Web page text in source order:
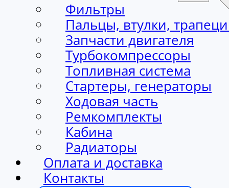
Фильтры
Пальцы, втулки,
Запчасти двигателя
Турбокомпрессоры
Топливная система
Стартеры, генераторы
Ходовая часть
Ремкомплекты
Кабина
Радиаторы
Оплата и доставка
Контакты